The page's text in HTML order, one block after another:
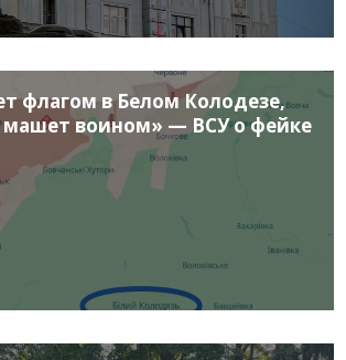
флагом в Белом Колодезе,
машет воином» — ВСУ о фейке